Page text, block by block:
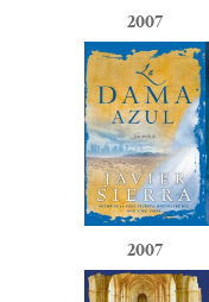
2007
2007